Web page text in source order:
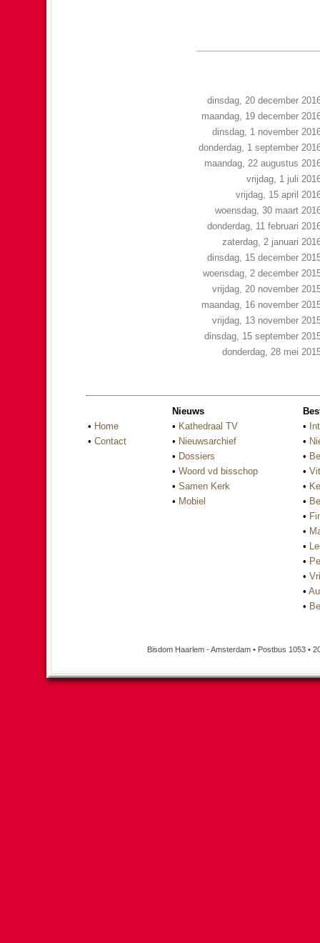
dinsdag, 20 december
maandag, 19 december
dinsdag, 1 november
donderdag, 1 september
maandag, 22 augustus
vrijdag, 1 juli
vrijdag, 15 april
woensdag, 30 maart
donderdag, 11 februari
zaterdag, 2 januari
dinsdag, 15 december
woensdag, 2 december
vrijdag, 20 november
maandag, 16 november
vrijdag, 13 november
dinsdag, 15 september
donderdag, 28 mei
• Home
• Contact
Nieuws
• Kathedraal TV
• Nieuwsarchief
• Dossiers
• Woord vd bisschop
• Samen Kerk
• Mobiel
•
•
•
•
•
•
•
•
•
•
•
•
•
Bisdom Haarlem - Amsterdam • Postbus 1053 •